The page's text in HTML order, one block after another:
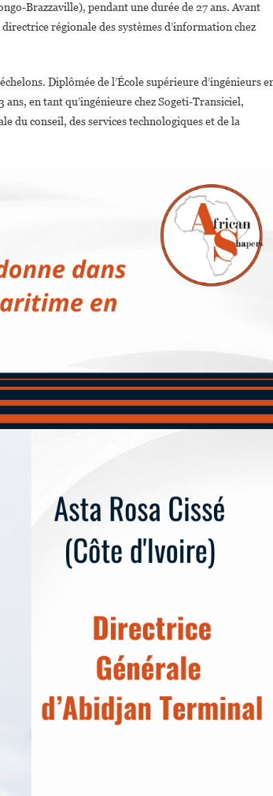
Brazzaville), pendant une durée de 27 ans. Avant
régionale des systèmes d’information chez
Diplômée de l’École supérieure d’ingénieurs
en tant qu’ingénieure chez Sogeti-Transiciel,
du conseil, des services technologiques et de la